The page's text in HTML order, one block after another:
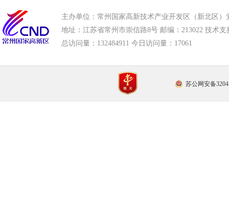
市应急管理局 市审计局 市外事办 市生态
主办单位：常州国家高新技术产业开发区（新北区）
地址：江苏省常州市崇信路8号 邮编：213022 技术支
总访问量： 132484911 今日访问量： 17061
苏公网安备